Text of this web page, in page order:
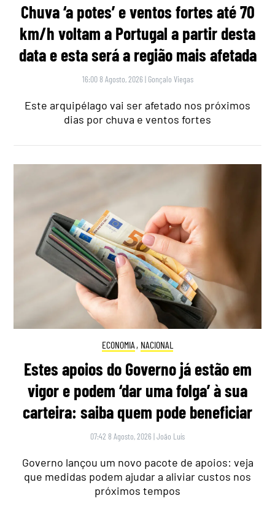
Chuva ‘a potes’ e ventos fortes até 70
km/h voltam a Portugal a partir desta
data e esta será a região mais afetada
16:00 8 Agosto, 2026 | Gonçalo Viegas
Este arquipélago vai ser afetado nos próximos
dias por chuva e ventos fortes
ECONOMIA , NACIONAL
Estes apoios do Governo já estão em
vigor e podem ‘dar uma folga’ à sua
carteira: saiba quem pode beneficiar
07:42 8 Agosto, 2026 |João Luís
Governo lançou um novo pacote de apoios: veja
que medidas podem ajudar a aliviar custos nos
próximos tempos